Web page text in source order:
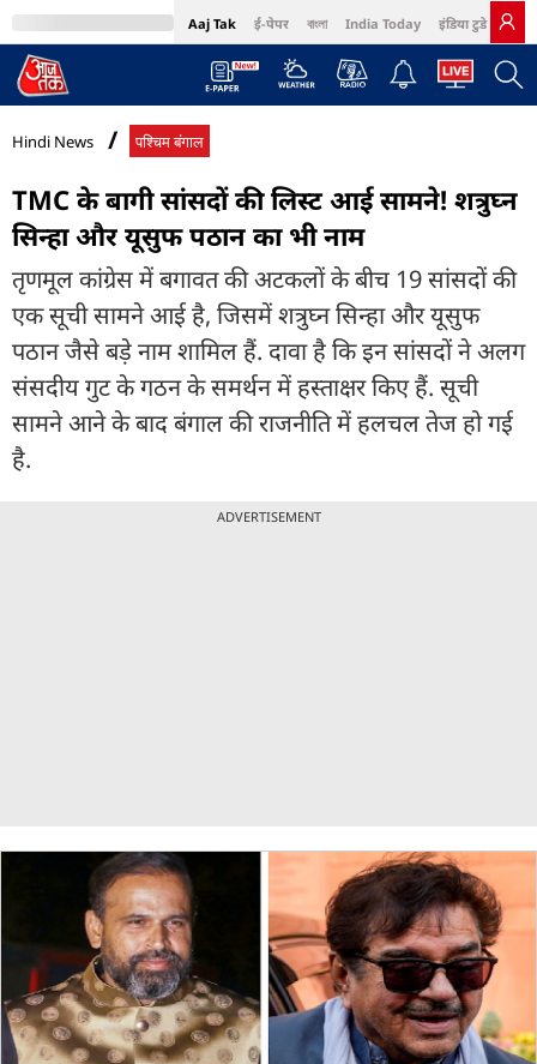
Aaj Tak ई-पेपर বাংলা India Today इंडिया टुडे हिंदी
MumbaiTak Cosmopolitan Harper's Bazaar Northeast
Hindi News पश्चिम बंगाल
TMC के बागी सांसदों की लिस्ट आई सामने! शत्रुघ्न
सिन्हा और यूसुफ पठान का भी नाम
तृणमूल कांग्रेस में बगावत की अटकलों के बीच 19 सांसदों की
एक सूची सामने आई है, जिसमें शत्रुघ्न सिन्हा और यूसुफ
पठान जैसे बड़े नाम शामिल हैं. दावा है कि इन सांसदों ने अलग
संसदीय गुट के गठन के समर्थन में हस्ताक्षर किए हैं. सूची
सामने आने के बाद बंगाल की राजनीति में हलचल तेज हो गई
है.
ADVERTISEMENT